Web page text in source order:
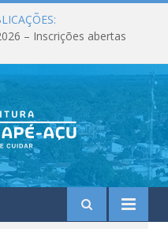
– Inscrições abertas